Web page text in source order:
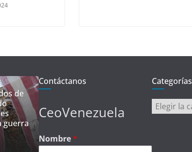
de
guerra
Contáctanos
CeoVenezuela
Nombre*
Categorías
Categorías